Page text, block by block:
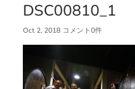
DSC00810_1
Oct 2, 2018 コメント0件